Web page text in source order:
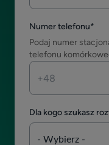
Numer telefonu*
Podaj numer
telefonu
Dla kogo szukasz